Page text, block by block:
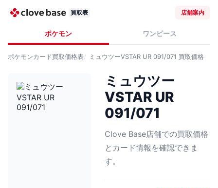
買取表 店舗案内
ポケモン ワンピース
ポケモンカード買取価格表 ミュウツーVSTAR UR 091/071 買取価格
ミュウツー
VSTAR UR
091/071
Clove Base店舗での買取価格
とカード情報を確認できま
す。